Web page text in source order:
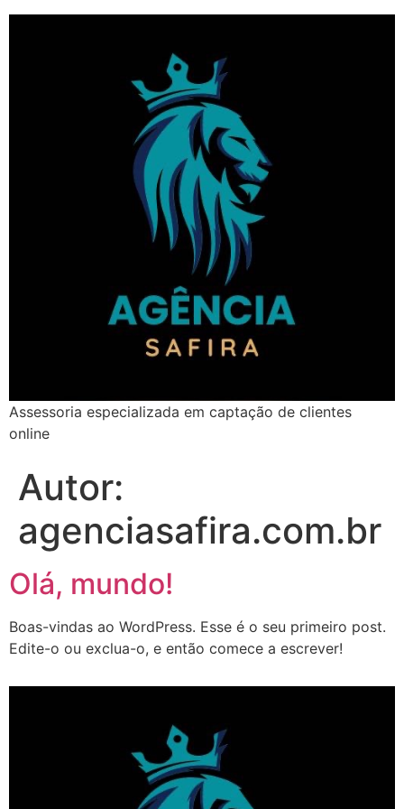
Assessoria especializada em captação de clientes
online
Autor:
agenciasafira.com.br
Olá, mundo!
Boas-vindas ao WordPress. Esse é o seu primeiro post.
Edite-o ou exclua-o, e então comece a escrever!